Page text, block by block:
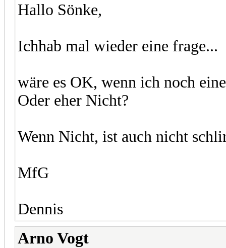
Hallo Sönke,
Ichhab mal wieder eine frage...
wäre es OK, wenn ich noch
Oder eher Nicht?
Wenn Nicht, ist auch nicht
MfG
Dennis
Arno Vogt